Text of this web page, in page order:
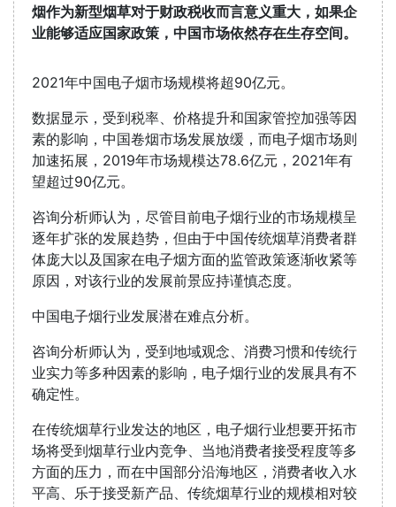
烟作为新型烟草对于财政税收而言意义重大，如果企
业能够适应国家政策，中国市场依然存在生存空间。
2021年中国电子烟市场规模将超90亿元。
数据显示，受到税率、价格提升和国家管控加强等因
素的影响，中国卷烟市场发展放缓，而电子烟市场则
加速拓展，2019年市场规模达78.6亿元，2021年有
望超过90亿元。
咨询分析师认为，尽管目前电子烟行业的市场规模呈
逐年扩张的发展趋势，但由于中国传统烟草消费者群
体庞大以及国家在电子烟方面的监管政策逐渐收紧等
原因，对该行业的发展前景应持谨慎态度。
中国电子烟行业发展潜在难点分析。
咨询分析师认为，受到地域观念、消费习惯和传统行
业实力等多种因素的影响，电子烟行业的发展具有不
确定性。
在传统烟草行业发达的地区，电子烟行业想要开拓市
场将受到烟草行业内竞争、当地消费者接受程度等多
方面的压力，而在中国部分沿海地区，消费者收入水
平高、乐于接受新产品、传统烟草行业的规模相对较